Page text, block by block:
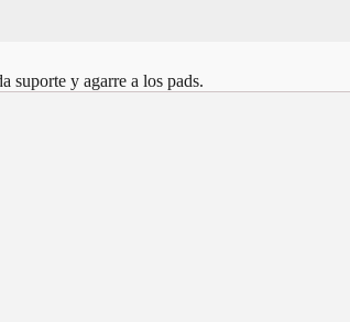
suporte y agarre a los pads.